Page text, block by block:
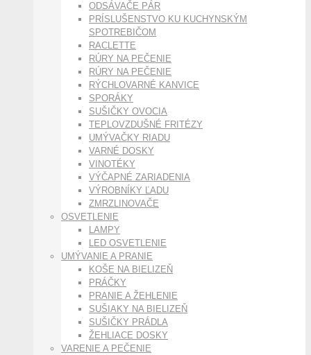
ODSÁVAČE PÁR
PRÍSLUŠENSTVO KU KUCHYNSKÝM
SPOTREBIČOM
RACLETTE
RÚRY NA PEČENIE
RÚRY NA PEČENIE
RÝCHLOVARNÉ KANVICE
SPORÁKY
SUŠIČKY OVOCIA
TEPLOVZDUŠNÉ FRITÉZY
UMÝVAČKY RIADU
VARNÉ DOSKY
VINOTÉKY
VÝČAPNÉ ZARIADENIA
VÝROBNÍKY ĽADU
ZMRZLINOVAČE
OSVETLENIE
LAMPY
LED OSVETLENIE
UMÝVANIE A PRANIE
KOŠE NA BIELIZEŇ
PRÁČKY
PRANIE A ŽEHLENIE
SUŠIAKY NA BIELIZEŇ
SUŠIČKY PRÁDLA
ŽEHLIACE DOSKY
VARENIE A PEČENIE